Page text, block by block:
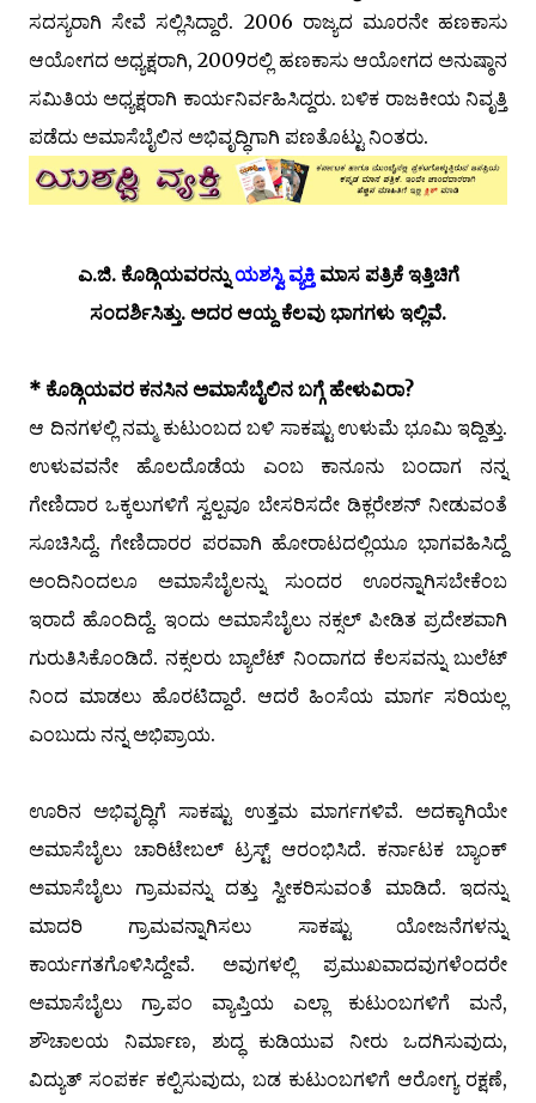
ಸದಸ್ಯರಾಗಿ ಸೇವೆ ಸಲ್ಲಿಸಿದ್ದಾರೆ. 2006 ರಾಜ್ಯದ ಮೂರನೇ ಹಣಕಾಸು
ಆಯೋಗದ ಅಧ್ಯಕ್ಷರಾಗಿ, 2009ರಲ್ಲಿ ಹಣಕಾಸು ಆಯೋಗದ ಅನುಷ್ಠಾನ
ಸಮಿತಿಯ ಅಧ್ಯಕ್ಷರಾಗಿ ಕಾರ್ಯನಿರ್ವಹಿಸಿದ್ದರು. ಬಳಿಕ ರಾಜಕೀಯ ನಿವೃತ್ತಿ
ಪಡೆದು ಅಮಾಸೆಬೈಲಿನ ಅಭಿವೃದ್ಧಿಗಾಗಿ ಪಣತೊಟ್ಟು ನಿಂತರು.
ಎ.ಜಿ. ಕೊಡ್ಗಿಯವರನ್ನುಯಶಸ್ವಿ ವ್ಯಕ್ತಿಮಾಸ ಪತ್ರಿಕೆ ಇತ್ತಿಚಿಗೆ
ಸಂದರ್ಶಿಸಿತ್ತು. ಅದರ ಆಯ್ದ ಕೆಲವು ಭಾಗಗಳು ಇಲ್ಲಿವೆ.
* ಕೊಡ್ಗಿಯವರ ಕನಸಿನ ಅಮಾಸೆಬೈಲಿನ ಬಗ್ಗೆ ಹೇಳುವಿರಾ?
ಆ ದಿನಗಳಲ್ಲಿ ನಮ್ಮ ಕುಟುಂಬದ ಬಳಿ ಸಾಕಷ್ಟು ಉಳುಮೆ ಭೂಮಿ ಇದ್ದಿತ್ತು.
ಉಳುವವನೇ ಹೊಲದೊಡೆಯ ಎಂಬ ಕಾನೂನು ಬಂದಾಗ ನನ್ನ
ಗೇಣಿದಾರ ಒಕ್ಕಲುಗಳಿಗೆ ಸ್ವಲ್ಪವೂ ಬೇಸರಿಸದೇ ಡಿಕ್ಲರೇಶನ್ ನೀಡುವಂತೆ
ಸೂಚಿಸಿದ್ದೆ. ಗೇಣಿದಾರರ ಪರವಾಗಿ ಹೋರಾಟದಲ್ಲಿಯೂ ಭಾಗವಹಿಸಿದ್ದೆ
ಅಂದಿನಿಂದಲೂ ಅಮಾಸೆಬೈಲನ್ನು ಸುಂದರ ಊರನ್ನಾಗಿಸಬೇಕೆಂಬ
ಇರಾದೆ ಹೊಂದಿದ್ದೆ. ಇಂದು ಅಮಾಸೆಬೈಲು ನಕ್ಸಲ್ ಪೀಡಿತ ಪ್ರದೇಶವಾಗಿ
ಗುರುತಿಸಿಕೊಂಡಿದೆ. ನಕ್ಸಲರು ಬ್ಯಾಲೆಟ್ ನಿಂದಾಗದ ಕೆಲಸವನ್ನು ಬುಲೆಟ್
ನಿಂದ ಮಾಡಲು ಹೊರಟಿದ್ದಾರೆ. ಆದರೆ ಹಿಂಸೆಯ ಮಾರ್ಗ ಸರಿಯಲ್ಲ
ಎಂಬುದು ನನ್ನ ಅಭಿಪ್ರಾಯ.
ಊರಿನ ಅಭಿವೃದ್ಧಿಗೆ ಸಾಕಷ್ಟು ಉತ್ತಮ ಮಾರ್ಗಗಳಿವೆ. ಅದಕ್ಕಾಗಿಯೇ
ಅಮಾಸೆಬೈಲು ಚಾರಿಟೇಬಲ್ ಟ್ರಸ್ಟ್ ಆರಂಭಿಸಿದೆ. ಕರ್ನಾಟಕ ಬ್ಯಾಂಕ್
ಅಮಾಸೆಬೈಲು ಗ್ರಾಮವನ್ನು ದತ್ತು ಸ್ವೀಕರಿಸುವಂತೆ ಮಾಡಿದೆ. ಇದನ್ನು
ಮಾದರಿ ಗ್ರಾಮವನ್ನಾಗಿಸಲು ಸಾಕಷ್ಟು ಯೋಜನೆಗಳನ್ನು
ಕಾರ್ಯಗತಗೊಳಿಸಿದ್ದೇವೆ. ಅವುಗಳಲ್ಲಿ ಪ್ರಮುಖವಾದವುಗಳೆಂದರೇ
ಅಮಾಸೆಬೈಲು ಗ್ರಾ.ಪಂ ವ್ಯಾಪ್ತಿಯ ಎಲ್ಲಾ ಕುಟುಂಬಗಳಿಗೆ ಮನೆ,
ಶೌಚಾಲಯ ನಿರ್ಮಾಣ, ಶುದ್ಧ ಕುಡಿಯುವ ನೀರು ಒದಗಿಸುವುದು,
ವಿದ್ಯುತ್ ಸಂಪರ್ಕ ಕಲ್ಪಿಸುವುದು, ಬಡ ಕುಟುಂಬಗಳಿಗೆ ಆರೋಗ್ಯ ರಕ್ಷಣೆ,